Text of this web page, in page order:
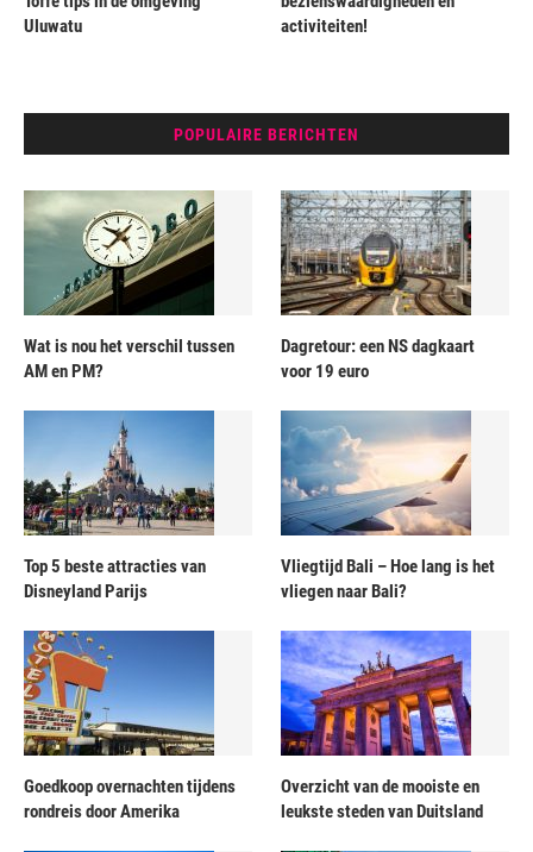
Uluwatu
activiteiten!
POPULAIRE BERICHTEN
Wat is nou het verschil tussen
AM en PM?
Dagretour: een NS dagkaart
voor 19 euro
Top 5 beste attracties van
Disneyland Parijs
Vliegtijd Bali – Hoe lang is het
vliegen naar Bali?
Goedkoop overnachten tijdens
rondreis door Amerika
Overzicht van de mooiste en
leukste steden van Duitsland